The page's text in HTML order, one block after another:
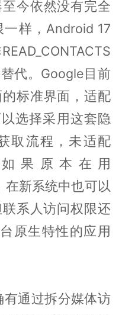
今依然没有完全
样，Android 17
代。Google目前
标准界面，适配
选择采用这套隐
取流程，未适配
果原本在用
在新系统中也可以
系人访问权限还
原生特性的应用
通过拆分媒体访